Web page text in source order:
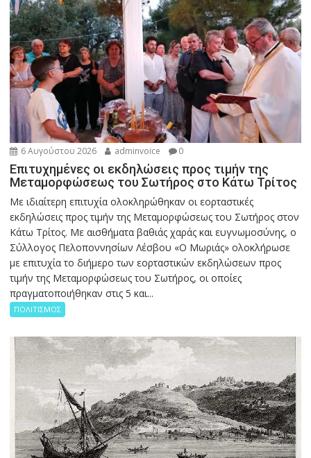
6 Αυγούστου 2026 adminvoice 0
Επιτυχημένες οι εκδηλώσεις προς τιμήν της
Μεταμορφώσεως του Σωτήρος στο Κάτω Τρίτος
Με ιδιαίτερη επιτυχία ολοκληρώθηκαν οι εορταστικές
εκδηλώσεις προς τιμήν της Μεταμορφώσεως του Σωτήρος στον
Κάτω Τρίτος. Με αισθήματα βαθιάς χαράς και ευγνωμοσύνης, ο
Σύλλογος Πελοποννησίων Λέσβου «Ο Μωριάς» ολοκλήρωσε
με επιτυχία το διήμερο των εορταστικών εκδηλώσεων προς
τιμήν της Μεταμορφώσεως του Σωτήρος, οι οποίες
πραγματοποιήθηκαν στις 5 και...
ΠΟΛΙΤΙΣΜΟΣ